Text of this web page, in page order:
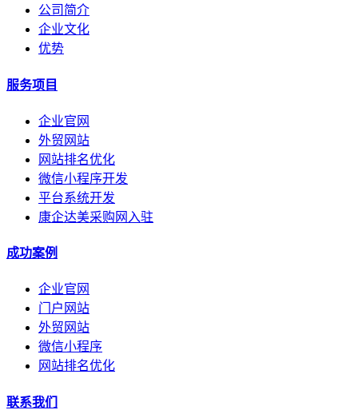
公司简介
企业文化
优势
服务项目
企业官网
外贸网站
网站排名优化
微信小程序开发
平台系统开发
康企达美采购网入驻
成功案例
企业官网
门户网站
外贸网站
微信小程序
网站排名优化
联系我们